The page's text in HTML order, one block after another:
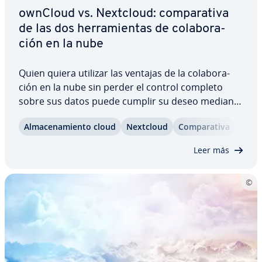
ownCloud vs. Nextcloud: co­m­pa­ra­ti­va
de las dos he­rra­mie­n­tas de co­la­bo­ra­
ción en la nube
Quien quiera utilizar las ventajas de la co­la­bo­ra­
ción en la nube sin perder el control completo
sobre sus datos puede cumplir su deseo mediante
cloud. Dos de las so­lu­cio­nes que pueden ge­s­tio­
Al­ma­ce­na­mie­n­to cloud Nextcloud Co­m­pa­ra­ti­va
Leer más